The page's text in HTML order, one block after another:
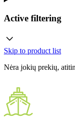
Active filtering
Skip to product list
Nėra jokių prekių,